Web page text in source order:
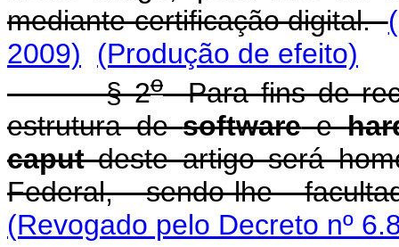
mediante certificação digital.
2009)
(Produção de efeito)
§ 2oPara fins de
estrutura desoftwaree
caputdeste artigo será
Federal, sendo-lhe
(Revogado pelo Decreto nº